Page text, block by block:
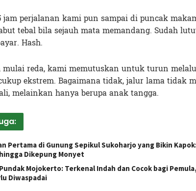
jam perjalanan kami pun sampai di puncak
tebal bila sejauh mata memandang. Sudah
Hash.
mulai reda, kami memutuskan untuk turun
ekstrem. Bagaimana tidak, jalur lama tidak
melainkan hanya berupa anak tangga.
Pertama di Gunung Sepikul Sukoharjo yang Bikin
Dikepung Monyet
Mojokerto: Terkenal Indah dan Cocok bagi
Diwaspadai